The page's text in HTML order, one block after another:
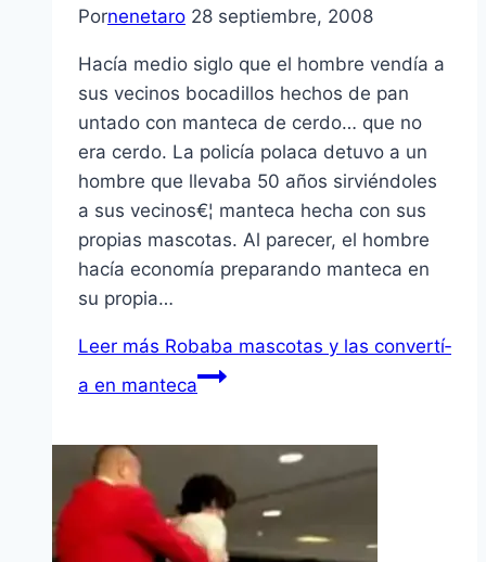
Pornenetaro 28 septiembre, 2008
Hací­a medio siglo que el hombre vendí­a a
sus vecinos bocadillos hechos de pan
untado con manteca de cerdo… que no
era cerdo. La policí­a polaca detuvo a un
hombre que llevaba 50 años sirviéndoles
a sus vecinos€¦ manteca hecha con sus
propias mascotas. Al parecer, el hombre
hací­a economí­a preparando manteca en
su propia…
Leer más Robaba mascotas y las convertí­
a en manteca